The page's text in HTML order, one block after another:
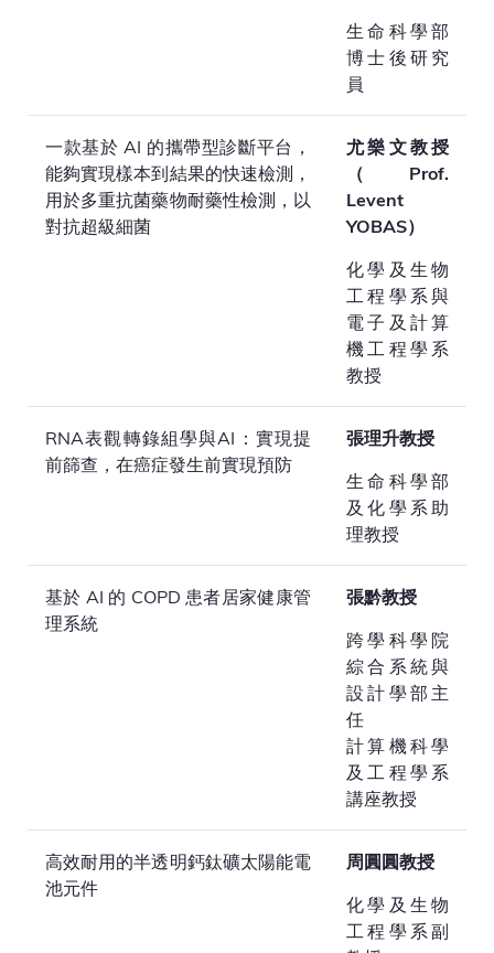
生命科學部
博士後研究
員
一款基於 AI 的攜帶型診斷平台，
能夠實現樣本到結果的快速檢測，
用於多重抗菌藥物耐藥性檢測，以
對抗超級細菌
尤樂文教授
（Prof.
Levent
YOBAS）
化學及生物
工程學系與
電子及計算
機工程學系
教授
RNA表觀轉錄組學與AI：實現提
前篩查，在癌症發生前實現預防
張理升教授
生命科學部
及化學系助
理教授
基於 AI 的 COPD 患者居家健康管
理系統
張黔教授
跨學科學院
綜合系統與
設計學部主
任
計算機科學
及工程學系
講座教授
高效耐用的半透明鈣鈦礦太陽能電
池元件
周圓圓教授
化學及生物
工程學系副